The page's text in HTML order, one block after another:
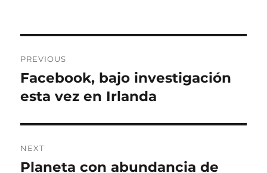
navigation
PREVIOUS
Previous
post:
Facebook, bajo investigación
esta vez en Irlanda
NEXT
Next
Planeta con abundancia de